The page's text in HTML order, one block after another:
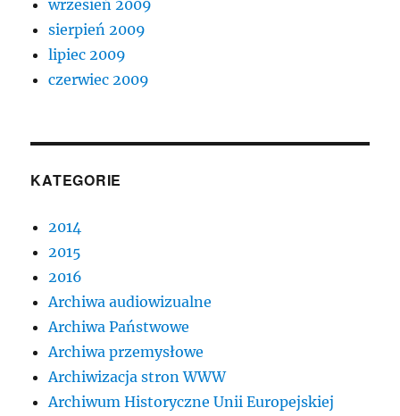
wrzesień 2009
sierpień 2009
lipiec 2009
czerwiec 2009
KATEGORIE
2014
2015
2016
Archiwa audiowizualne
Archiwa Państwowe
Archiwa przemysłowe
Archiwizacja stron WWW
Archiwum Historyczne Unii Europejskiej